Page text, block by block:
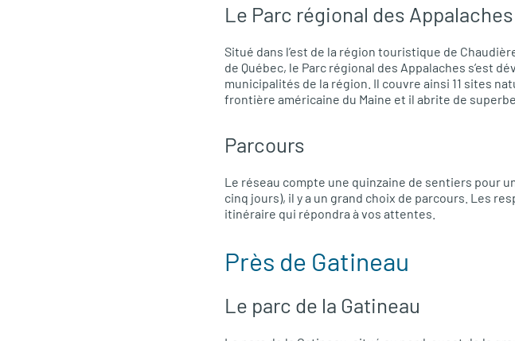
Le Parc régional des Appalaches
Situé dans l’est de la région touristique de
de Québec, le Parc régional des Appalaches s’est
municipalités de la région. Il couvre ainsi 11 sites
frontière américaine du Maine et il abrite de
Parcours
Le réseau compte une quinzaine de sentiers pour
cinq jours), il y a un grand choix de parcours. Les
itinéraire qui répondra à vos attentes.
Près de Gatineau
Le parc de la Gatineau